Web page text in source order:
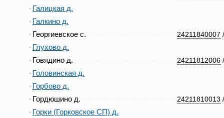
Галицкая д.
Галкино д.
24211840007
Георгиевское с.
Глухово д.
24211812006
Говядино д.
Головинская д.
Горбово д.
24211810013
Гордюшино д.
Горки (Горковское СП) д.